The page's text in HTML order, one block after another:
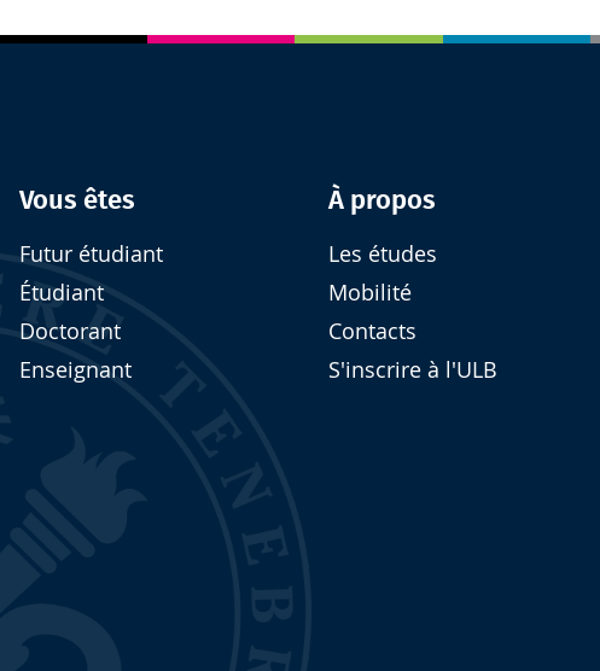
Vous êtes
Futur étudiant
Étudiant
Doctorant
Enseignant
À propos
Les études
Mobilité
Contacts
S'inscrire à l'ULB